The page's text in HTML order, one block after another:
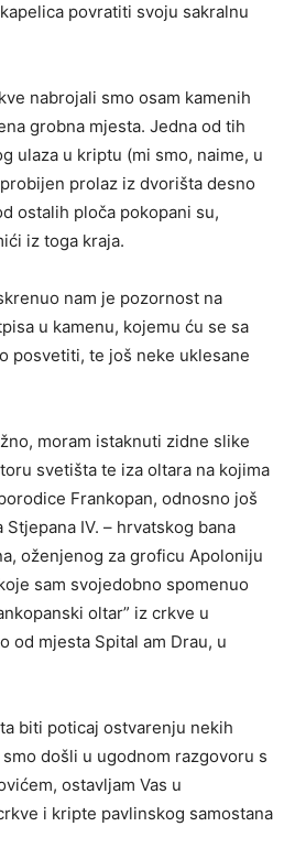
povratiti svoju sakralnu
nabrojali smo osam kamenih
grobna mjesta. Jedna od tih
ulaza u kriptu (mi smo, naime, u
prolaz iz dvorišta desno
ostalih ploča pokopani su,
iz toga kraja.
nam je pozornost na
u kamenu, kojemu ću se sa
posvetiti, te još neke uklesane
moram istaknuti zidne slike
svetišta te iza oltara na kojima
Frankopan, odnosno još
IV. – hrvatskog bana
oženjenog za groficu Apoloniju
sam svojedobno spomenuo
oltar” iz crkve u
od mjesta Spital am Drau, u
biti poticaj ostvarenju nekih
došli u ugodnom razgovoru s
ostavljam Vas u
i kripte pavlinskog samostana